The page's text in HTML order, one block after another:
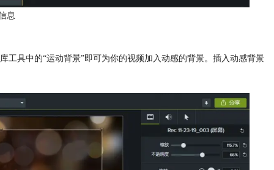
息
工具中的“运动背景”即可为你的视频加入动感的背景。插入动感背景